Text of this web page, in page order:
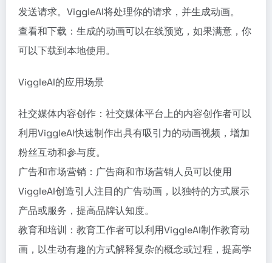
发送请求。ViggleAI将处理你的请求，并生成动画。
查看和下载：生成的动画可以在线预览，如果满意，你
可以下载到本地使用。
ViggleAI的应用场景
社交媒体内容创作：社交媒体平台上的内容创作者可以
利用ViggleAI快速制作出具有吸引力的动画视频，增加
粉丝互动和参与度。
广告和市场营销：广告商和市场营销人员可以使用
ViggleAI创造引人注目的广告动画，以独特的方式展示
产品或服务，提高品牌认知度。
教育和培训：教育工作者可以利用ViggleAI制作教育动
画，以生动有趣的方式解释复杂的概念或过程，提高学